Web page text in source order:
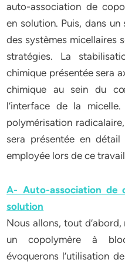
auto-association de
en solution. Puis, dans
des systèmes micellaires
stratégies. La
chimique présentée sera
chimique au sein du
l’interface de la
polymérisation
sera présentée en
employée lors de ce
A- Auto-association de
solution
Nous allons, tout
un copolymère à
évoquerons l’utilisation